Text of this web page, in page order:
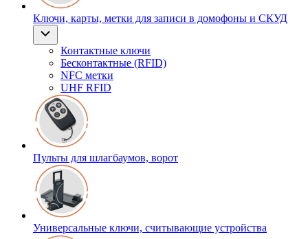
Ключи, карты, метки для записи в домофоны и СКУД
Контактные ключи
Бесконтактные (RFID)
NFC метки
UHF RFID
Пульты для шлагбаумов, ворот
Универсальные ключи, считывающие устройства